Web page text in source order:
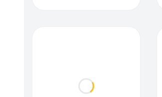
Loading...